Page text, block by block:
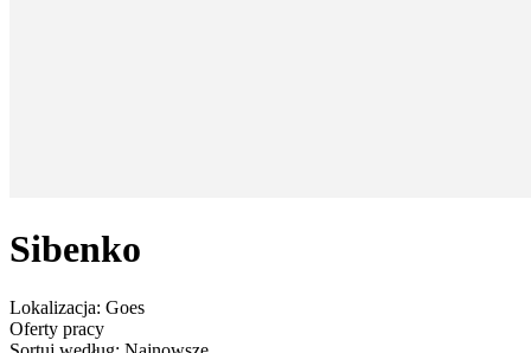
Sibenko
Lokalizacja: Goes
Oferty pracy